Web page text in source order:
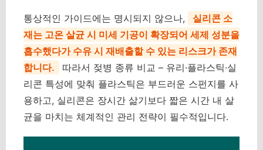
통상적인 가이드에는 명시되지 않으나,
실리콘 소
재는 고온 살균 시 미세 기공이 확장되어 세제 성분을
흡수했다가 수유 시 재배출할 수 있는 리스크가 존재
합니다.
따라서 젖병 종류 비교 – 유리·플라스틱·실
리콘 특성에 맞춰 플라스틱은 부드러운 스펀지를 사
용하고, 실리콘은 장시간 삶기보다 짧은 시간 내 살
균을 마치는 체계적인 관리 전략이 필수적입니다.